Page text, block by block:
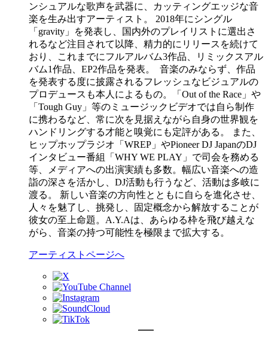
ンシュアルな歌声を武器に、カッティングエッジな音
楽を生み出すアーティスト。 2018年にシングル
「gravity」を発表し、国内外のプレイリストに選出さ
れるなど注目されて以降、精力的にリリースを続けて
おり、これまでにフルアルバム3作品、リミックスアル
バム1作品、EP2作品を発表。 音楽のみならず、作品
を発表する度に披露されるフレッシュなビジュアルの
プロデュースも本人によるもの。「Out of the Race」や
「Tough Guy」等のミュージックビデオでは自ら制作
に携わるなど、常に次を見据えながら自身の世界観を
ハンドリングする才能と嗅覚にも定評がある。 また、
ヒップホップラジオ「WREP」やPioneer DJ JapanのDJ
インタビュー番組「WHY WE PLAY」で司会を務める
等、メディアへの出演実績も多数。幅広い音楽への造
詣の深さを活かし、DJ活動も行うなど、活動は多岐に
渡る。 新しい音楽の方向性とともに自らを進化させ、
人々を魅了し、挑発し、固定概念から解放することが
彼女の至上命題。A.Y.Aは、あらゆる枠を飛び越えな
がら、音楽の持つ可能性を極限まで拡大する。
アーティストページへ